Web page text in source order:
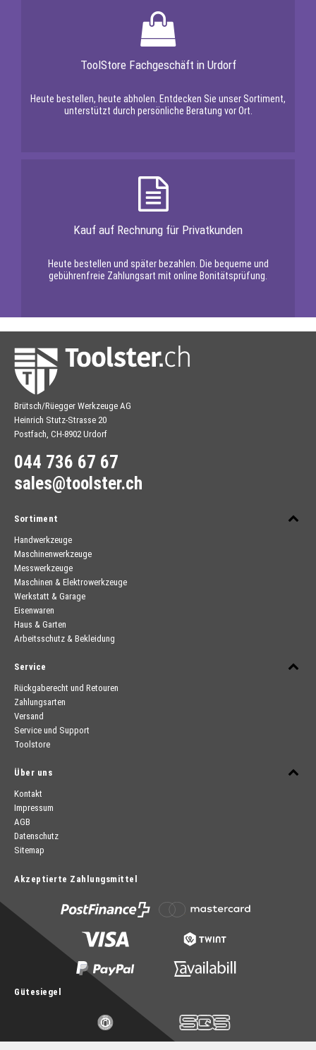
ToolStore Fachgeschäft in Urdorf
Heute bestellen, heute abholen. Entdecken Sie unser Sortiment,
unterstützt durch persönliche Beratung vor Ort.
Kauf auf Rechnung für Privatkunden
Heute bestellen und später bezahlen. Die bequeme und
gebührenfreie Zahlungsart mit online Bonitätsprüfung.
Brütsch/Rüegger Werkzeuge AG
Heinrich Stutz-Strasse 20
Postfach, CH-8902 Urdorf
044 736 67 67
sales@toolster.ch
Sortiment
Handwerkzeuge
Maschinenwerkzeuge
Messwerkzeuge
Maschinen & Elektrowerkzeuge
Werkstatt & Garage
Eisenwaren
Haus & Garten
Arbeitsschutz & Bekleidung
Service
Rückgaberecht und Retouren
Zahlungsarten
Versand
Service und Support
Toolstore
Über uns
Kontakt
Impressum
AGB
Datenschutz
Sitemap
Akzeptierte Zahlungsmittel
Gütesiegel